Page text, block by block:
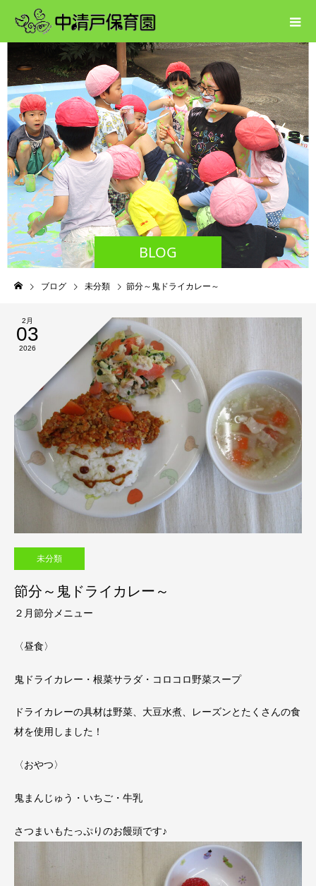
BLOG
ブログ 未分類 節分～鬼ドライカレー～
2月
03
2026
未分類
節分～鬼ドライカレー～
２月節分メニュー
〈昼食〉
鬼ドライカレー・根菜サラダ・コロコロ野菜スープ
ドライカレーの具材は野菜、大豆水煮、レーズンとたくさんの食
材を使用しました！
〈おやつ〉
鬼まんじゅう・いちご・牛乳
さつまいもたっぷりのお饅頭です♪